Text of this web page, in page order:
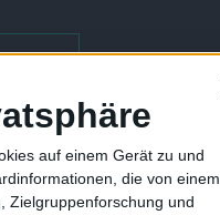
auf einem Gerät zu und
die von einem
Zielgruppenforschung und